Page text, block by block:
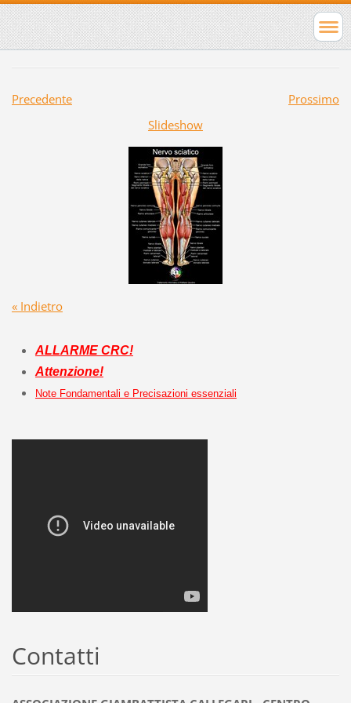
Precedente
Prossimo
Slideshow
« Indietro
ALLARME CRC!
Attenzione!
Note Fondamentali e Precisazioni essenziali
Contatti